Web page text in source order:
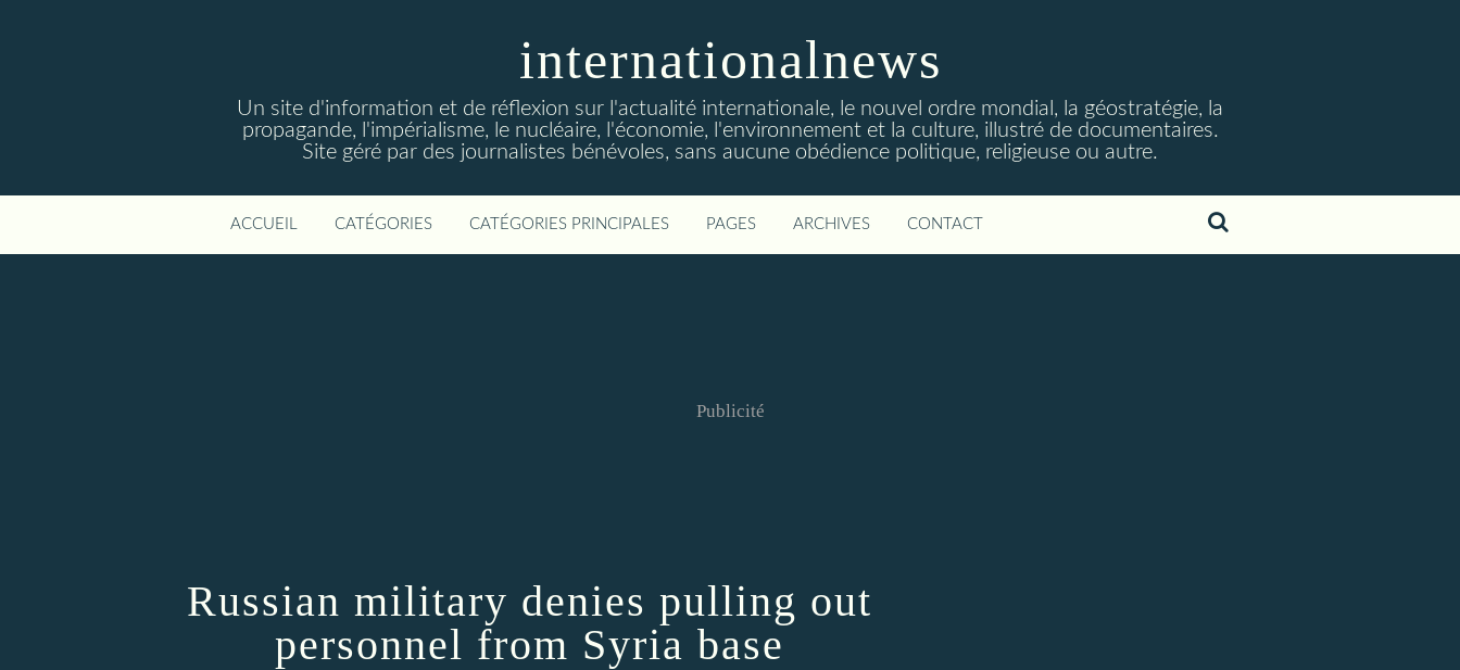
internationalnews
Un site d'information et de réflexion sur l'actualité internationale, le nouvel ordre mondial, la géostratégie, la
propagande, l'impérialisme, le nucléaire, l'économie, l'environnement et la culture, illustré de documentaires.
Site géré par des journalistes bénévoles, sans aucune obédience politique, religieuse ou autre.
ACCUEIL CATÉGORIES CATÉGORIES PRINCIPALES PAGES ARCHIVES CONTACT
Publicité
Russian military denies pulling out
personnel from Syria base